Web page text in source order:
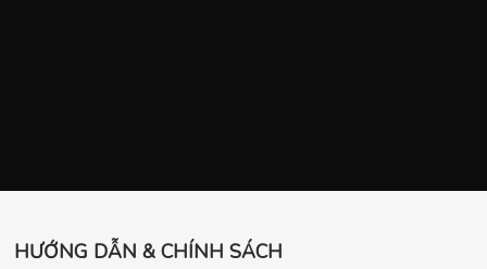
HƯỚNG DẪN & CHÍNH SÁCH